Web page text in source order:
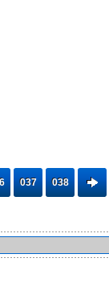
037 038